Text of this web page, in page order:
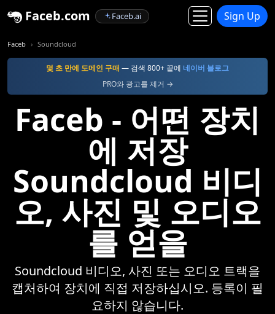
Faceb.com Faceb.ai Sign Up
Faceb Soundcloud
몇 초 만에 도메인 구매 — 검색 800+ 끝에 네이버 블로그
PRO와 광고를 제거 →
Faceb - 어떤 장치
에 저장
Soundcloud 비디
오, 사진 및 오디오
를 얻을
Soundcloud 비디오, 사진 또는 오디오 트랙을
캡처하여 장치에 직접 저장하십시오. 등록이 필
요하지 않습니다.